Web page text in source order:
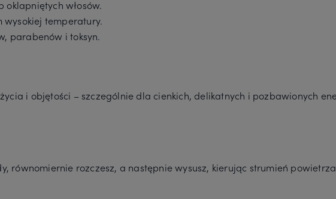
włosów.
temperatury.
parabenów i toksyn.
i objętości – szczególnie dla cienkich, delikatnych i pozbawionych
równomiernie rozczesz, a następnie wysusz, kierując strumień